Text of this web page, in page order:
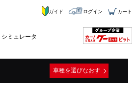
シミュレータ
ガイド ログイン カート
車種を選びなおす